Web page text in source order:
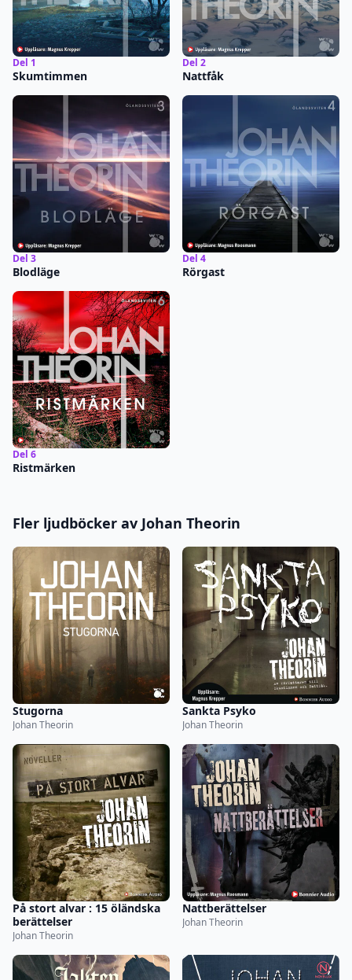
Del 1
Skumtimmen
Del 2
Nattfåk
Del 3
Blodläge
Del 4
Rörgast
Del 6
Ristmärken
Fler ljudböcker av Johan Theorin
Stugorna
Johan Theorin
Sankta Psyko
Johan Theorin
På stort alvar : 15 öländska
berättelser
Johan Theorin
Nattberättelser
Johan Theorin